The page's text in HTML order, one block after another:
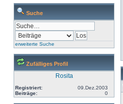
Suche
erweiterte Suche
Zufälliges Profil
Rosita
Registriert:
09.Dez.2003
Beiträge:
0